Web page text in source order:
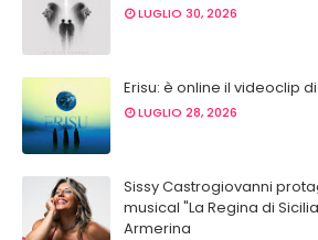
LUGLIO 30, 2026
Erisu: è online il videoclip di
LUGLIO 28, 2026
Sissy Castrogiovanni
musical "La Regina di
Armerina